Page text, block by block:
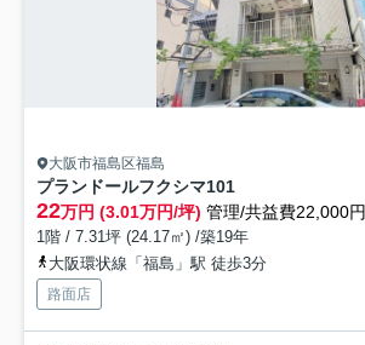
大阪市福島区福島
プランドールフクシマ101
22万円 (3.01万円/坪) 管理/共益費22,000円
1階 / 7.31坪 (24.17㎡) /築19年
大阪環状線「福島」駅 徒歩3分
路面店